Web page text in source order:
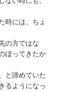
時には、ちょ
の方ではな
ぼってきたか
と諦めていた
るようになっ